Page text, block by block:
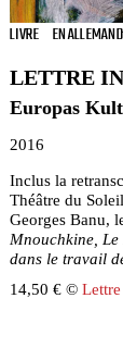
LIVRE EN ALLEMAND
LETTRE
Europas
2016
Inclus la
Théâtre du
Georges Banu,
Mnouchkine, Le
dans le travail
14,50 € ©